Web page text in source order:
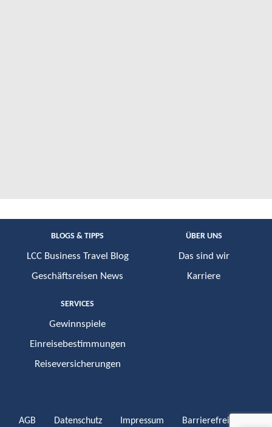
BLOGS & TIPPS
LCC Business Travel Blog
Geschäftsreisen News
ÜBER UNS
Das sind wir
Karriere
SERVICES
Gewinnspiele
Einreisebestimmungen
Reiseversicherungen
AGB Datenschutz Impressum Barrierefreiheit